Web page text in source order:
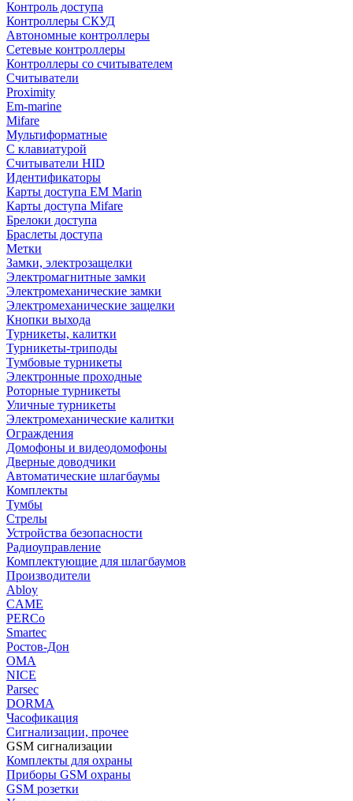
Контроль доступа
Контроллеры СКУД
Автономные контроллеры
Сетевые контроллеры
Контроллеры со считывателем
Считыватели
Proximity
Em-marine
Mifare
Мультиформатные
С клавиатурой
Считыватели HID
Идентификаторы
Карты доступа EM Marin
Карты доступа Mifare
Брелоки доступа
Браслеты доступа
Метки
Замки, электрозащелки
Электромагнитные замки
Электромеханические замки
Электромеханические защелки
Кнопки выхода
Турникеты, калитки
Турникеты-триподы
Тумбовые турникеты
Электронные проходные
Роторные турникеты
Уличные турникеты
Электромеханические калитки
Ограждения
Домофоны и видеодомофоны
Дверные доводчики
Автоматические шлагбаумы
Комплекты
Тумбы
Стрелы
Устройства безопасности
Радиоуправление
Комплектующие для шлагбаумов
Производители
Abloy
CAME
PERCo
Smartec
Ростов-Дон
ОМА
NICE
Parsec
DORMA
Часофикация
Сигнализации, прочее
GSM сигнализации
Комплекты для охраны
Приборы GSM охраны
GSM розетки